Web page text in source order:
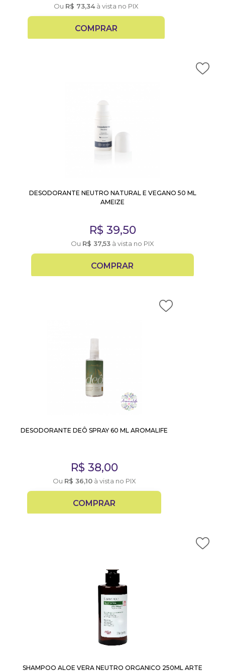
Ou R$ 73,34à vista no PIX
COMPRAR
DESODORANTE NEUTRO NATURAL E VEGANO 50 ML
AMEIZE
R$ 39,50
Ou R$ 37,53 à vista no PIX
COMPRAR
DESODORANTE DEÔ SPRAY 60 ML AROMALIFE
R$ 38,00
Ou R$ 36,10à vista no PIX
COMPRAR
SHAMPOO ALOE VERA NEUTRO ORGANICO 250ML ARTE